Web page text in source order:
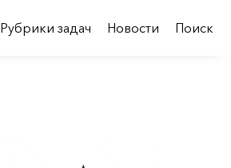
Рубрики задач Новости Поиск